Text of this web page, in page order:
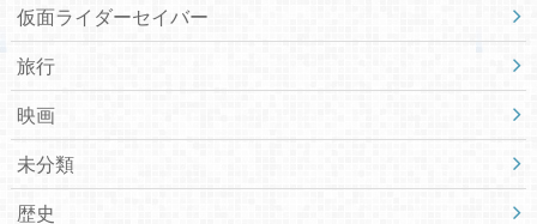
仮面ライダーセイバー
旅行
映画
未分類
歴史